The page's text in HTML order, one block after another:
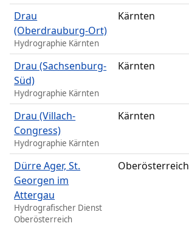
Drau
(Oberdrauburg-Ort)
Hydrographie Kärnten
Kärnten
Drau (Sachsenburg-
Süd)
Hydrographie Kärnten
Kärnten
Drau (Villach-
Congress)
Hydrographie Kärnten
Kärnten
Dürre Ager, St.
Georgen im
Attergau
Hydrografischer Dienst
Oberösterreich
Oberösterreich